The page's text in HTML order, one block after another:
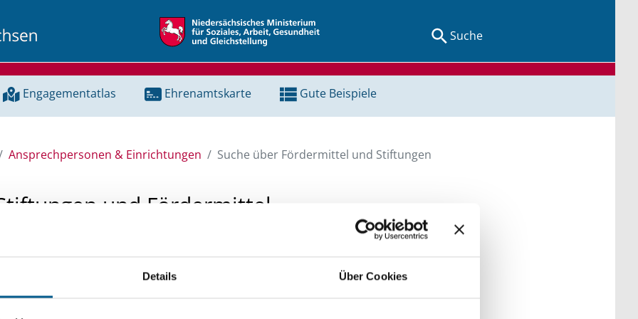
Details Über Cookies
Suche
Engagementatlas Ehrenamtskarte Gute Beispiele
Ansprechpersonen & Einrichtungen Suche über Fördermittel und Stiftungen
und Fördermittel
und Stiftungsdatenbank recherchieren. Bei der Suche bitte die Groß- und